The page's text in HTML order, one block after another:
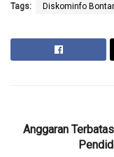
Tags: Diskominfo
Anggaran